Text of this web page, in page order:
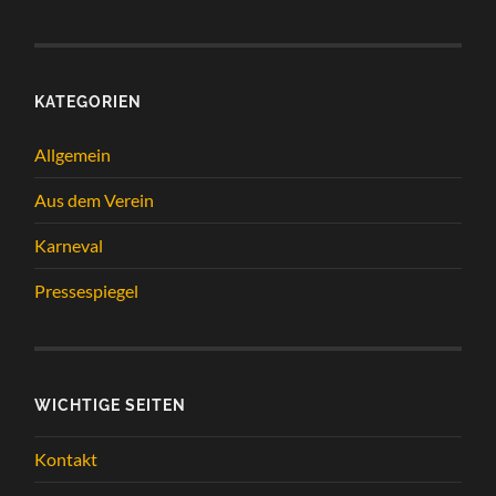
KATEGORIEN
Allgemein
Aus dem Verein
Karneval
Pressespiegel
WICHTIGE SEITEN
Kontakt